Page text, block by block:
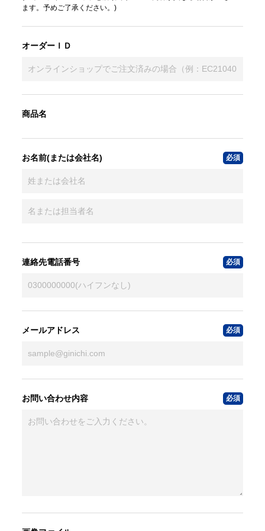
ます。予めご了承ください。)
オーダーＩＤ
商品名
お名前(または会社名)
連絡先電話番号
メールアドレス
お問い合わせ内容